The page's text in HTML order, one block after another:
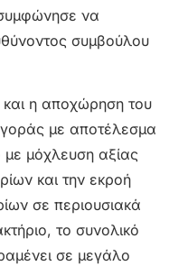
να
συμβούλου
και η αποχώρηση του
με αποτέλεσμα
μόχλευση αξίας
και την εκροή
σε περιουσιακά
το συνολικό
σε μεγάλο